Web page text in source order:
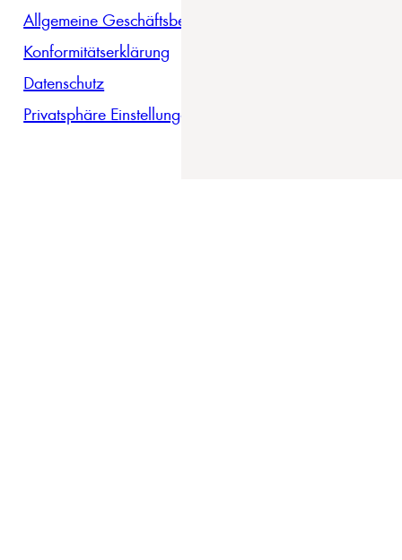
Allgemeine Geschäftsbedingungen
Konformitätserklärung
Datenschutz
Privatsphäre Einstellungen